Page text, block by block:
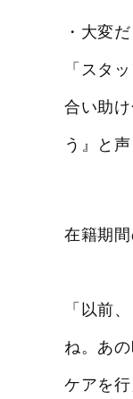
・大変
「スタ
合い助
う』と
在籍期
「以前
ね。あ
ケアを行